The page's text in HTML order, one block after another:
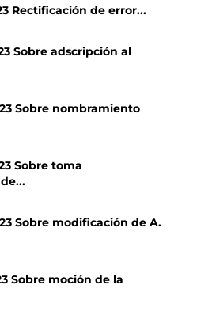
Rectificación de error...
Sobre adscripción al
23 Sobre nombramiento
Sobre toma
23 Sobre modificación de A.
Sobre moción de la